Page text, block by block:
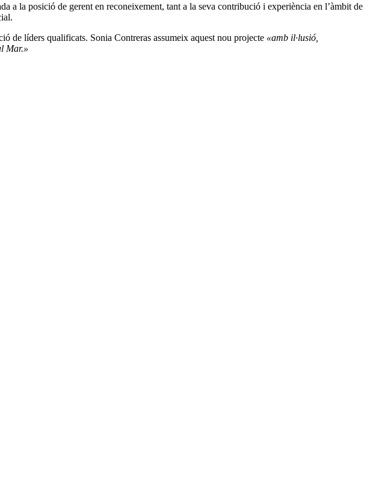
a la posició de gerent en reconeixement, tant a la seva contribució i experiència en l’àmbit de
de líders qualificats. Sonia Contreras assumeix aquest nou projecte «amb il·lusió,
Mar.»